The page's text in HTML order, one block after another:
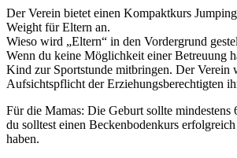
Der Verein bietet einen Kompaktkurs
Weight für Eltern an.
Wieso wird „Eltern“ in den Vordergrund
Wenn du keine Möglichkeit einer Betreuung
Kind zur Sportstunde mitbringen. Der Verein
Aufsichtspflicht der Erziehungsberechtigten
Für die Mamas: Die Geburt sollte mindestens
du solltest einen Beckenbodenkurs erfolgreich
haben.